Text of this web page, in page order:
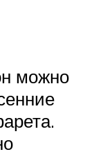
можно